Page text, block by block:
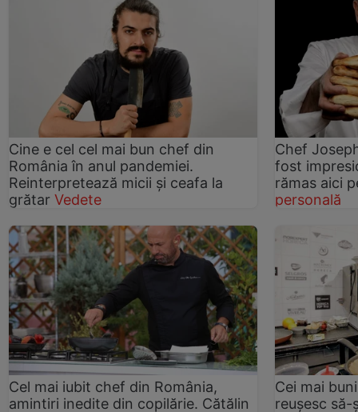
Cine e cel cel mai bun chef din
România în anul pandemiei.
Reinterpretează micii şi ceafa la
grătar Vedete
Chef
fost
rămas aici
personală
Cel mai iubit chef din România,
amintiri inedite din copilărie. Cătălin
Cei mai
reuşesc să-